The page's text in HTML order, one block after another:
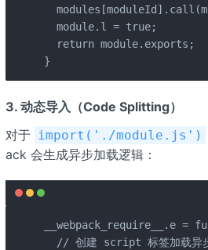
  module.l = true;
  return module.exports;
}
3. 动态导入（Code Splitting）
对于 import('./module.js')
ack 会生成异步加载逻辑：
__webpack_require__.e =
// 创建 script 标签加载异